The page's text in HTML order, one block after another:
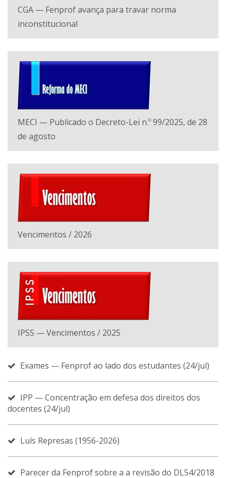
CGA — Fenprof avança para travar norma
inconstitucional
MECI — Publicado o Decreto-Lei n.º 99/2025, de 28
de agosto
Vencimentos / 2026
IPSS — Vencimentos / 2025
Exames — Fenprof ao lado dos estudantes (24/jul)
IPP — Concentração em defesa dos direitos dos
docentes (24/jul)
Luís Represas (1956-2026)
Parecer da Fenprof sobre a a revisão do DL54/2018